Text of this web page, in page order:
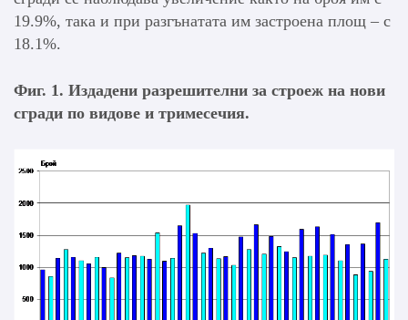
19.9%, така и при разгънатата им застроена площ – с
18.1%.
Фиг. 1. Издадени разрешителни за строеж на нови
сгради по видове и тримесечия.